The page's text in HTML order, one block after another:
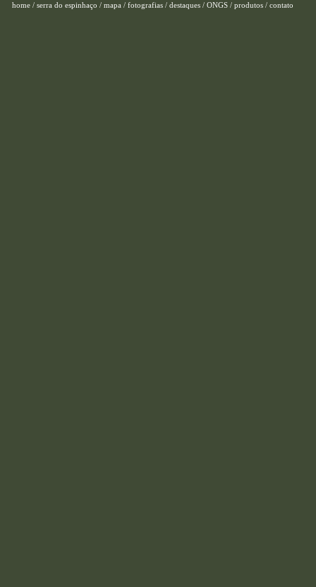
home / serra do espinhaço / mapa / fotografias / destaques / ONGS / produtos / contato